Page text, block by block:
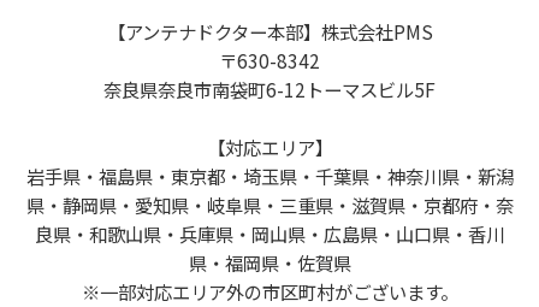
【アンテナドクター本部】株式会社PMS
〒630-8342
奈良県奈良市南袋町6-12トーマスビル5F
【対応エリア】
岩手県・福島県・東京都・埼玉県・千葉県・神奈川県・新潟
県・静岡県・愛知県・岐阜県・三重県・滋賀県・京都府・奈
良県・和歌山県・兵庫県・岡山県・広島県・山口県・香川
県・福岡県・佐賀県
※一部対応エリア外の市区町村がございます。